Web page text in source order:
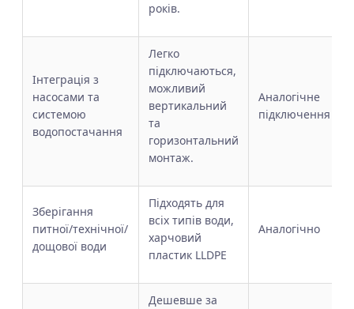
років.
Інтеграція з
насосами та
системою
водопостачання
Легко
підключаються,
можливий
вертикальний
та
горизонтальний
монтаж.
Аналогічне
підключення
Зберігання
питної/технічної/
дощової води
Підходять для
всіх типів води,
харчовий
пластик LLDPE
Аналогічно
Дешевше за